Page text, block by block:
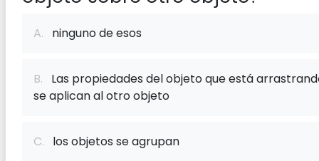
A. ninguno de esos
B. Las propiedades del objeto que está
se aplican al otro objeto
C. los objetos se agrupan